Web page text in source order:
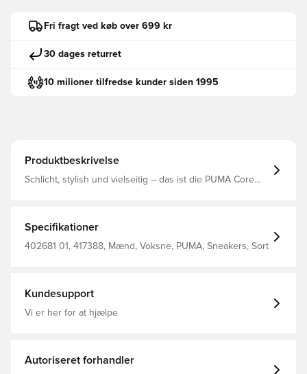
Fri fragt ved køb over 699 kr
30 dages returret
10 milioner tilfredse kunder siden 1995
Produktbeskrivelse
Schlicht, stylish und vielseitig – das ist die PUMA Core
Ob beim Erledigen von Besorgungen, beim Treffen mit
Freunden oder beim entspannten Stadtbummel – die
Core Collection ist dein Allrounder für entspannten Style,
Absatzart: Flach Obermaterial: Synthetik; Futter: Textil;
Einlegesohle: Textil; Laufsohle: Gummi
Specifikationer
402681 01, 417388, Mænd, Voksne, PUMA, Sneakers, Sort
Kundesupport
Vi er her for at hjælpe
Autoriseret forhandler